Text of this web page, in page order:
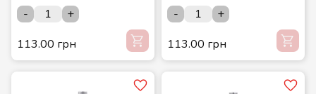
-
+
113.00 грн
-
+
113.00 грн